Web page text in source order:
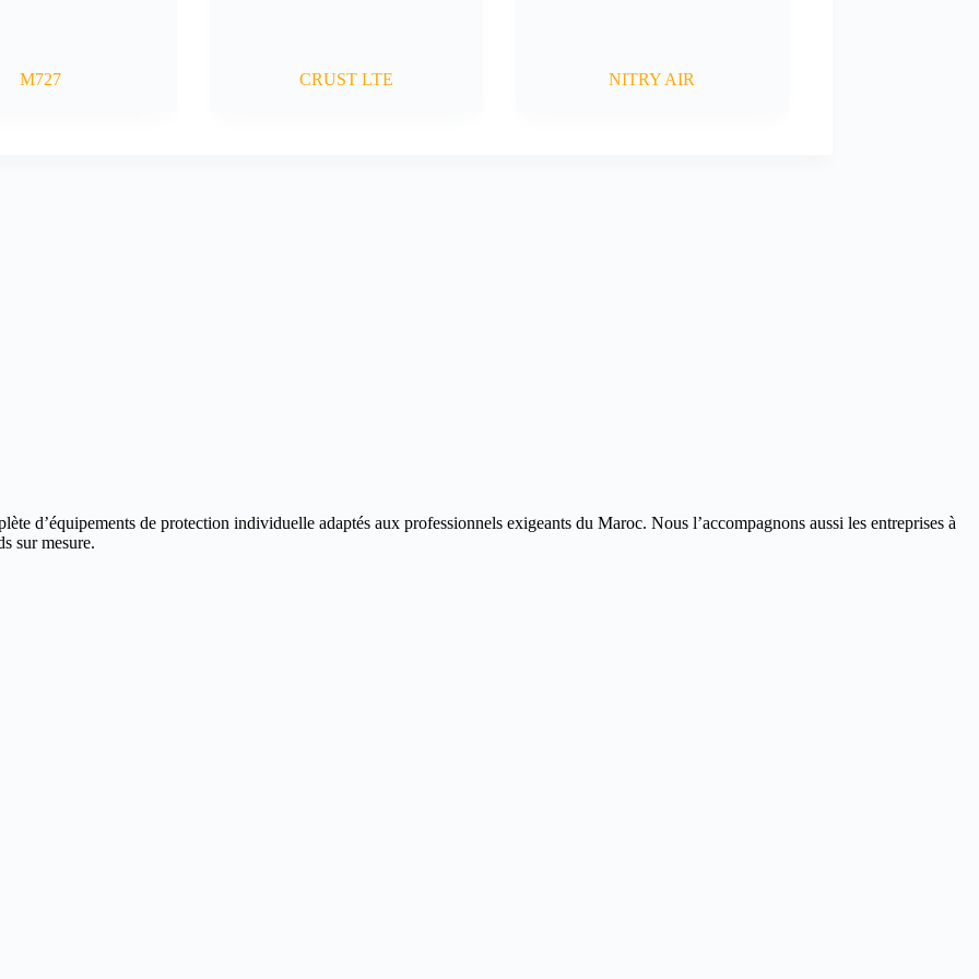
M727 CRUST LTE NITRY AIR
d’équipements de protection individuelle adaptés aux professionnels exigeants du Maroc. Nous l’accompagnons aussi les entreprises à
sur mesure.